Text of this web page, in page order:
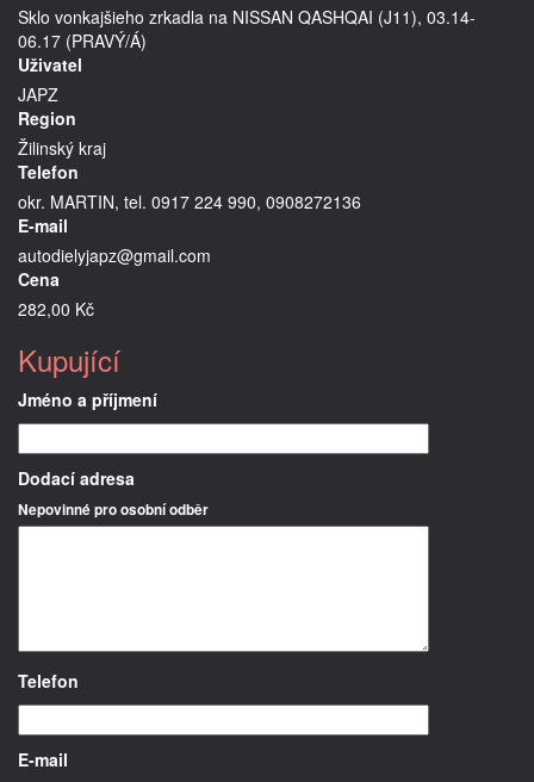
Sklo vonkajšieho zrkadla na NISSAN QASHQAI (J11), 03.14-
06.17 (PRAVÝ/Á)
Uživatel
JAPZ
Region
Žilinský kraj
Telefon
okr. MARTIN, tel. 0917 224 990, 0908272136
E-mail
autodielyjapz@gmail.com
Cena
282,00 Kč
Kupující
Jméno a příjmení
Dodací adresa
Nepovinné pro osobní odběr
Telefon
E-mail